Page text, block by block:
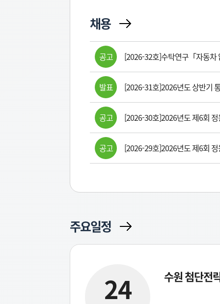
채용
공고 [2026-32호]수탁연구「자동
발표 [2026-31호]2026년도 상반기
공고 [2026-30호]2026년도 제6회
공고 [2026-29호]2026년도 제6회
주요일정
24 수원 첨단전